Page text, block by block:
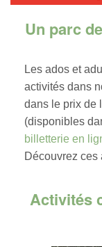
Un parc
Les ados et
activités dans
dans le prix de
(disponibles
billetterie en
Découvrez ces
Activités